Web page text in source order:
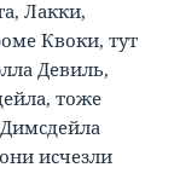
Лакки,
Квоки, тут
Девиль,
тоже
исчезли